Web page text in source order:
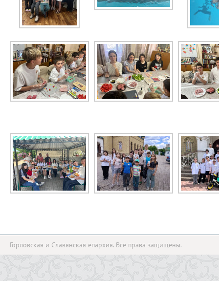
Горловская и Славянская епархия. Все права защищены.